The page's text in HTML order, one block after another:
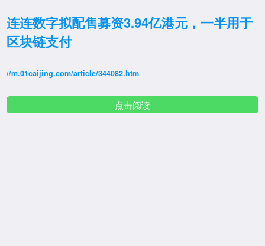
连连数字拟配售募资3.94亿港元，一半用于
区块链支付
//m.01caijing.com/article/344082.htm
点击阅读